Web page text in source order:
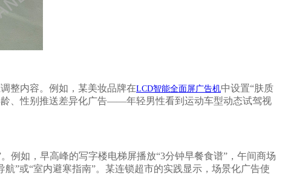
整内容。例如，某美妆品牌在LCD智能全面屏广告机中设置“肤质
、性别推送差异化广告——年轻男性看到运动车型动态试驾视
例如，早高峰的写字楼电梯屏播放“3分钟早餐食谱”，午间商场
航”或“室内避寒指南”。某连锁超市的实践显示，场景化广告使